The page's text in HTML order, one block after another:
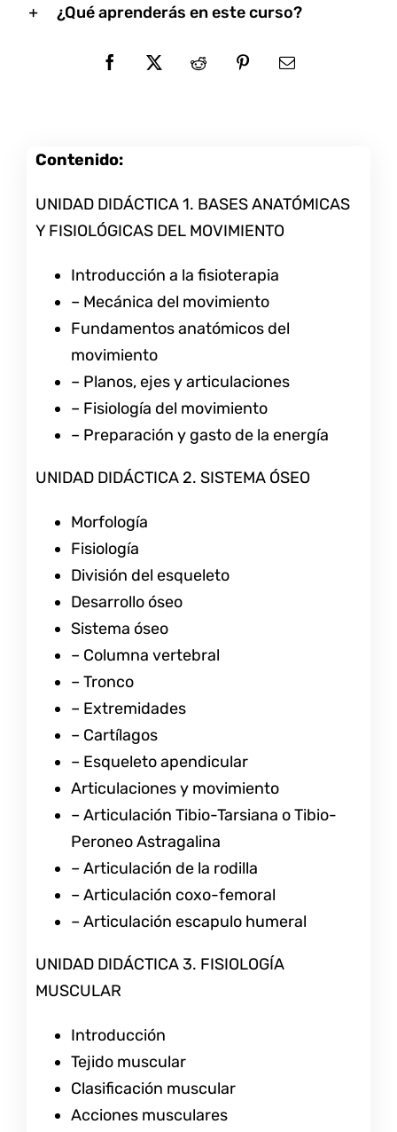
¿Qué aprenderás en este curso?
Contenido:
UNIDAD DIDÁCTICA 1. BASES ANATÓMICAS
Y FISIOLÓGICAS DEL MOVIMIENTO
Introducción a la fisioterapia
– Mecánica del movimiento
Fundamentos anatómicos del
movimiento
– Planos, ejes y articulaciones
– Fisiología del movimiento
– Preparación y gasto de la energía
UNIDAD DIDÁCTICA 2. SISTEMA ÓSEO
Morfología
Fisiología
División del esqueleto
Desarrollo óseo
Sistema óseo
– Columna vertebral
– Tronco
– Extremidades
– Cartílagos
– Esqueleto apendicular
Articulaciones y movimiento
– Articulación Tibio-Tarsiana o Tibio-
Peroneo Astragalina
– Articulación de la rodilla
– Articulación coxo-femoral
– Articulación escapulo humeral
UNIDAD DIDÁCTICA 3. FISIOLOGÍA
MUSCULAR
Introducción
Tejido muscular
Clasificación muscular
Acciones musculares